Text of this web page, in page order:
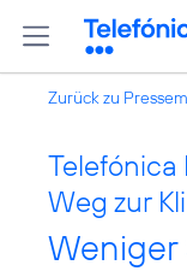
Zurück zu
Weg zur